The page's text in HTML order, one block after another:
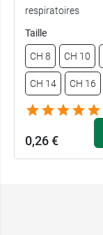
respiratoires
Taille
CH 8 CH 10
CH 14 CH 16
0,26 €